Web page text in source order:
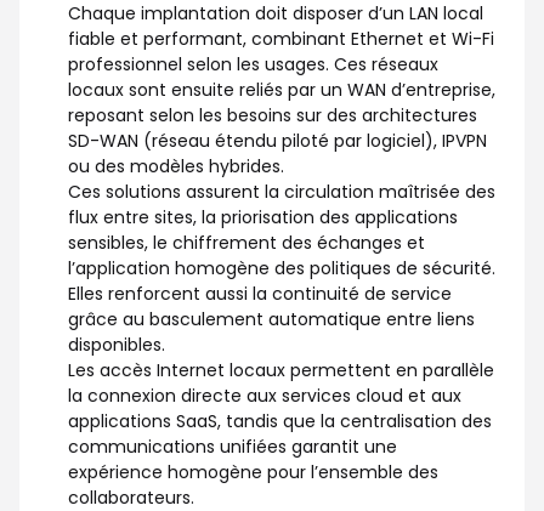
Chaque implantation doit disposer d’un LAN local
fiable et performant, combinant Ethernet et Wi-Fi
professionnel selon les usages. Ces réseaux
locaux sont ensuite reliés par un WAN d’entreprise,
reposant selon les besoins sur des architectures
SD-WAN (réseau étendu piloté par logiciel), IPVPN
ou des modèles hybrides.
Ces solutions assurent la circulation maîtrisée des
flux entre sites, la priorisation des applications
sensibles, le chiffrement des échanges et
l’application homogène des politiques de sécurité.
Elles renforcent aussi la continuité de service
grâce au basculement automatique entre liens
disponibles.
Les accès Internet locaux permettent en parallèle
la connexion directe aux services cloud et aux
applications SaaS, tandis que la centralisation des
communications unifiées garantit une
expérience homogène pour l’ensemble des
collaborateurs.